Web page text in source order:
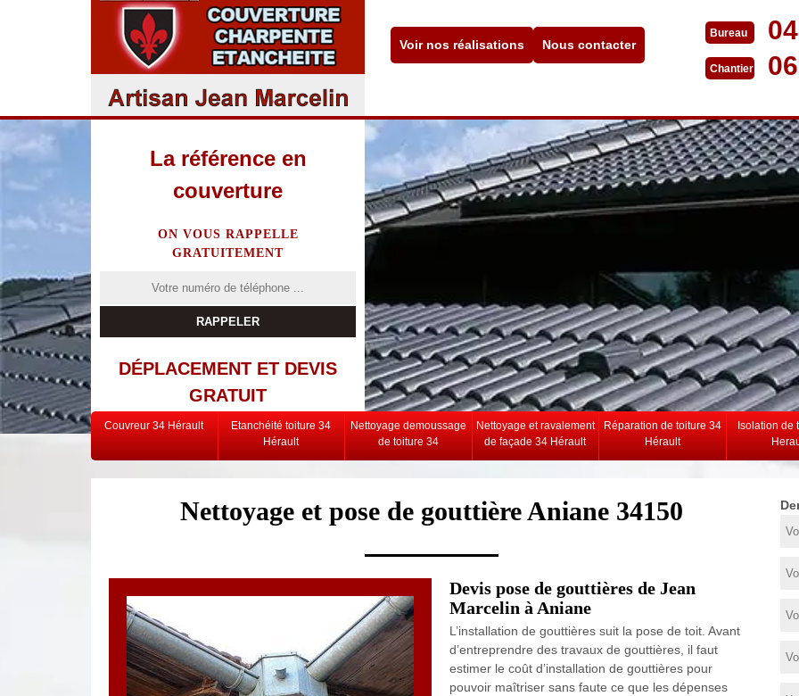
Voir nos réalisations Nous contacter
Bureau
Chantier
La référence en
couverture
ON VOUS RAPPELLE
GRATUITEMENT
DÉPLACEMENT ET DEVIS
GRATUIT
Couvreur 34 Hérault
Etanchéité toiture 34
Hérault
Nettoyage demoussage
de toiture 34
Nettoyage et ravalement
de façade 34 Hérault
Réparation de toiture 34
Hérault
Isolation de
Nettoyage et pose de gouttière Aniane 34150
Devis pose de gouttières de Jean
Marcelin à Aniane
L’installation de gouttières suit la pose de toit. Avant
d’entreprendre des travaux de gouttières, il faut
estimer le coût d’installation de gouttières pour
pouvoir maîtriser sans faute ce que les dépenses